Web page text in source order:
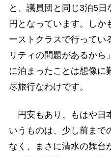
と、議員団と同じ3泊5
円となっています。しか
ーストクラスで行ってい
リティの問題があるから
に泊まったことは想像に
尽旅行なわけです。
円安もあり、もはや日
いうものは、少し前まで
なく、まさに清水の舞台